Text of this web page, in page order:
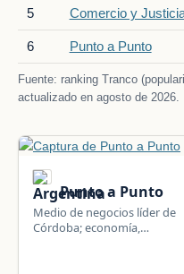
5 Comercio y
6 Punto a Punto
Fuente: ranking Tranco
actualizado en agosto de 2026.
Punto a Punto
Medio de negocios líder de
Córdoba; economía,